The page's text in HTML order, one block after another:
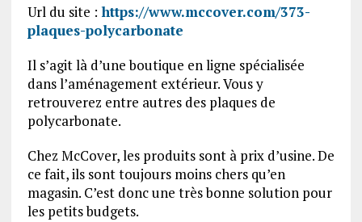
Url du site : https://www.mccover.com/373-
plaques-polycarbonate
Il s’agit là d’une boutique en ligne spécialisée
dans l’aménagement extérieur. Vous y
retrouverez entre autres des plaques de
polycarbonate.
Chez McCover, les produits sont à prix d’usine. De
ce fait, ils sont toujours moins chers qu’en
magasin. C’est donc une très bonne solution pour
les petits budgets.